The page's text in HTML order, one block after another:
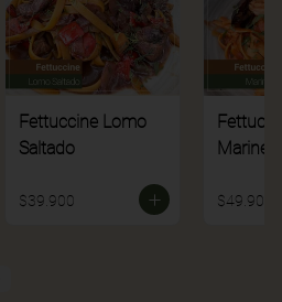
Fettuccine Lomo
Saltado
$39.900
Marinera
$49.900